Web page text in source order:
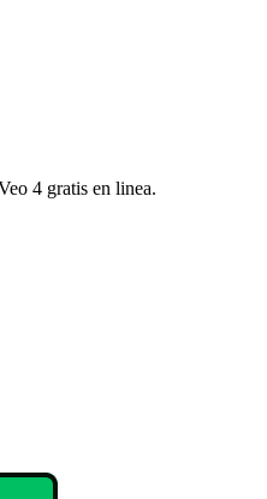
4 gratis en linea.